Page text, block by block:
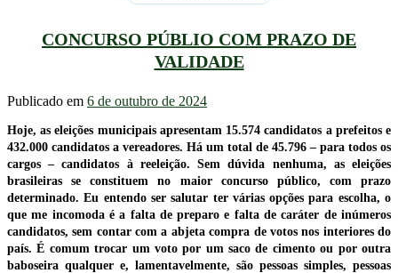
CONCURSO PÚBLIO COM PRAZO DE
VALIDADE
Publicado em 6 de outubro de 2024
Hoje, as eleições municipais apresentam 15.574 candidatos a prefeitos e
432.000 candidatos a vereadores. Há um total de 45.796 – para todos os
cargos – candidatos à reeleição. Sem dúvida nenhuma, as eleições
brasileiras se constituem no maior concurso público, com prazo
determinado. Eu entendo ser salutar ter várias opções para escolha, o
que me incomoda é a falta de preparo e falta de caráter de inúmeros
candidatos, sem contar com a abjeta compra de votos nos interiores do
país. É comum trocar um voto por um saco de cimento ou por outra
baboseira qualquer e, lamentavelmente, são pessoas simples, pessoas